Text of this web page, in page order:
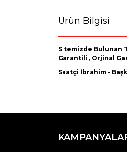
Ürün Bilgisi
Sitemizde Bulunan
Garantili , Orjinal
Saatçi İbrahim -
Görüş ve
Ürün resmi